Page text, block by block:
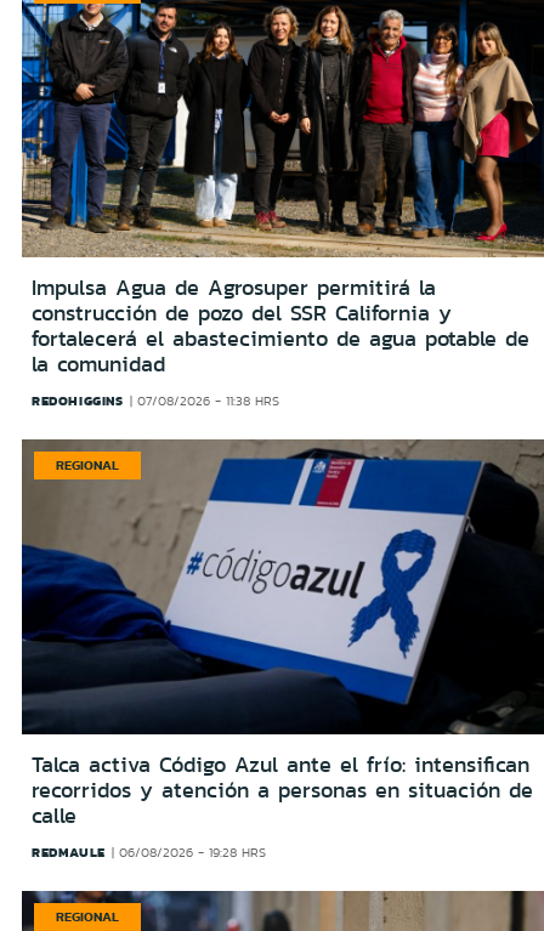
Impulsa Agua de Agrosuper permitirá la
construcción de pozo del SSR California y
fortalecerá el abastecimiento de agua potable de
la comunidad
REDOHIGGINS 07/08/2026 - 11:38 HRS
REGIONAL
Talca activa Código Azul ante el frío: intensifican
recorridos y atención a personas en situación de
calle
REDMAULE 06/08/2026 - 19:28 HRS
REGIONAL